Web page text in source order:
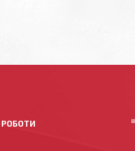
РОБОТИ